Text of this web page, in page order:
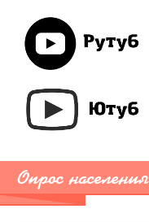
Опрос населения